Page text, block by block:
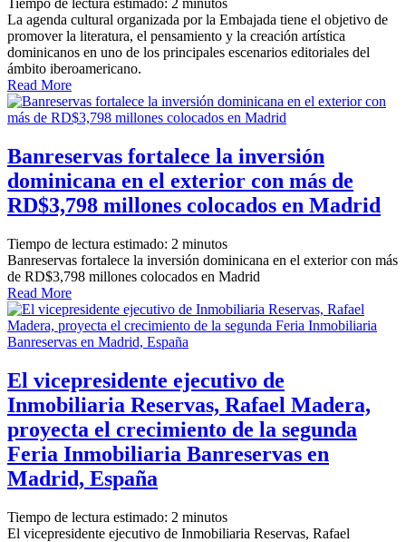
Tiempo de lectura estimado: 2 minutos
La agenda cultural organizada por la Embajada tiene el objetivo de
promover la literatura, el pensamiento y la creación artística
dominicanos en uno de los principales escenarios editoriales del
ámbito iberoamericano.
Read More
Banreservas fortalece la inversión
dominicana en el exterior con más de
RD$3,798 millones colocados en Madrid
Tiempo de lectura estimado: 2 minutos
Banreservas fortalece la inversión dominicana en el exterior con más
de RD$3,798 millones colocados en Madrid
Read More
El vicepresidente ejecutivo de
Inmobiliaria Reservas, Rafael Madera,
proyecta el crecimiento de la segunda
Feria Inmobiliaria Banreservas en
Madrid, España
Tiempo de lectura estimado: 2 minutos
El vicepresidente ejecutivo de Inmobiliaria Reservas, Rafael